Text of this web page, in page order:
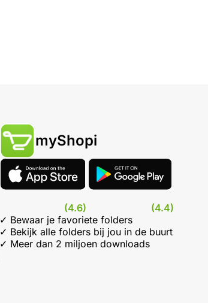
myShopi
(4.6)
(4.4)
✓ Bewaar je favoriete folders
✓ Bekijk alle folders bij jou in de buurt
✓ Meer dan 2 miljoen downloads